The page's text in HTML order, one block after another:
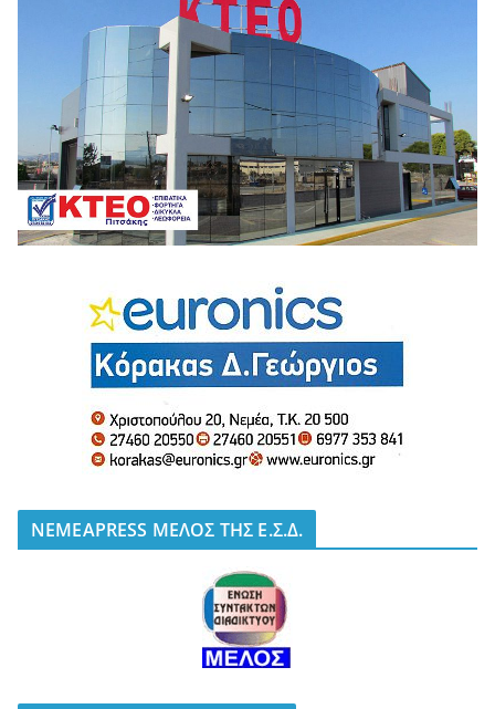
NEMEAPRESS ΜΕΛΟΣ ΤΗΣ Ε.Σ.Δ.